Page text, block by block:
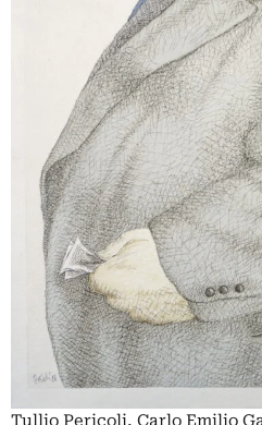
Tullio Pericoli, Carlo Emilio